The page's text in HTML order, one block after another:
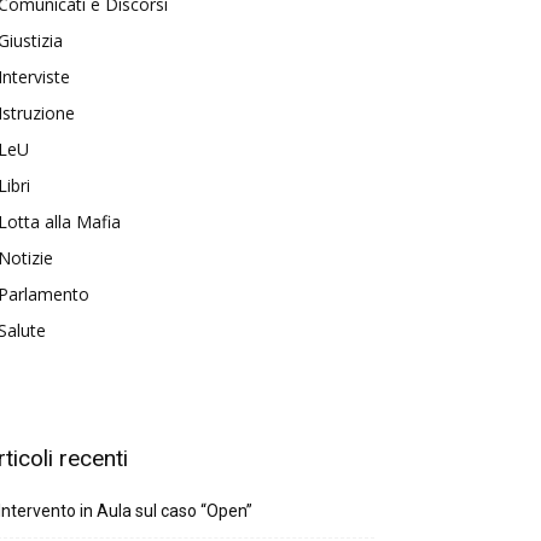
alla Mafia
recenti
in Aula sul caso “Open”